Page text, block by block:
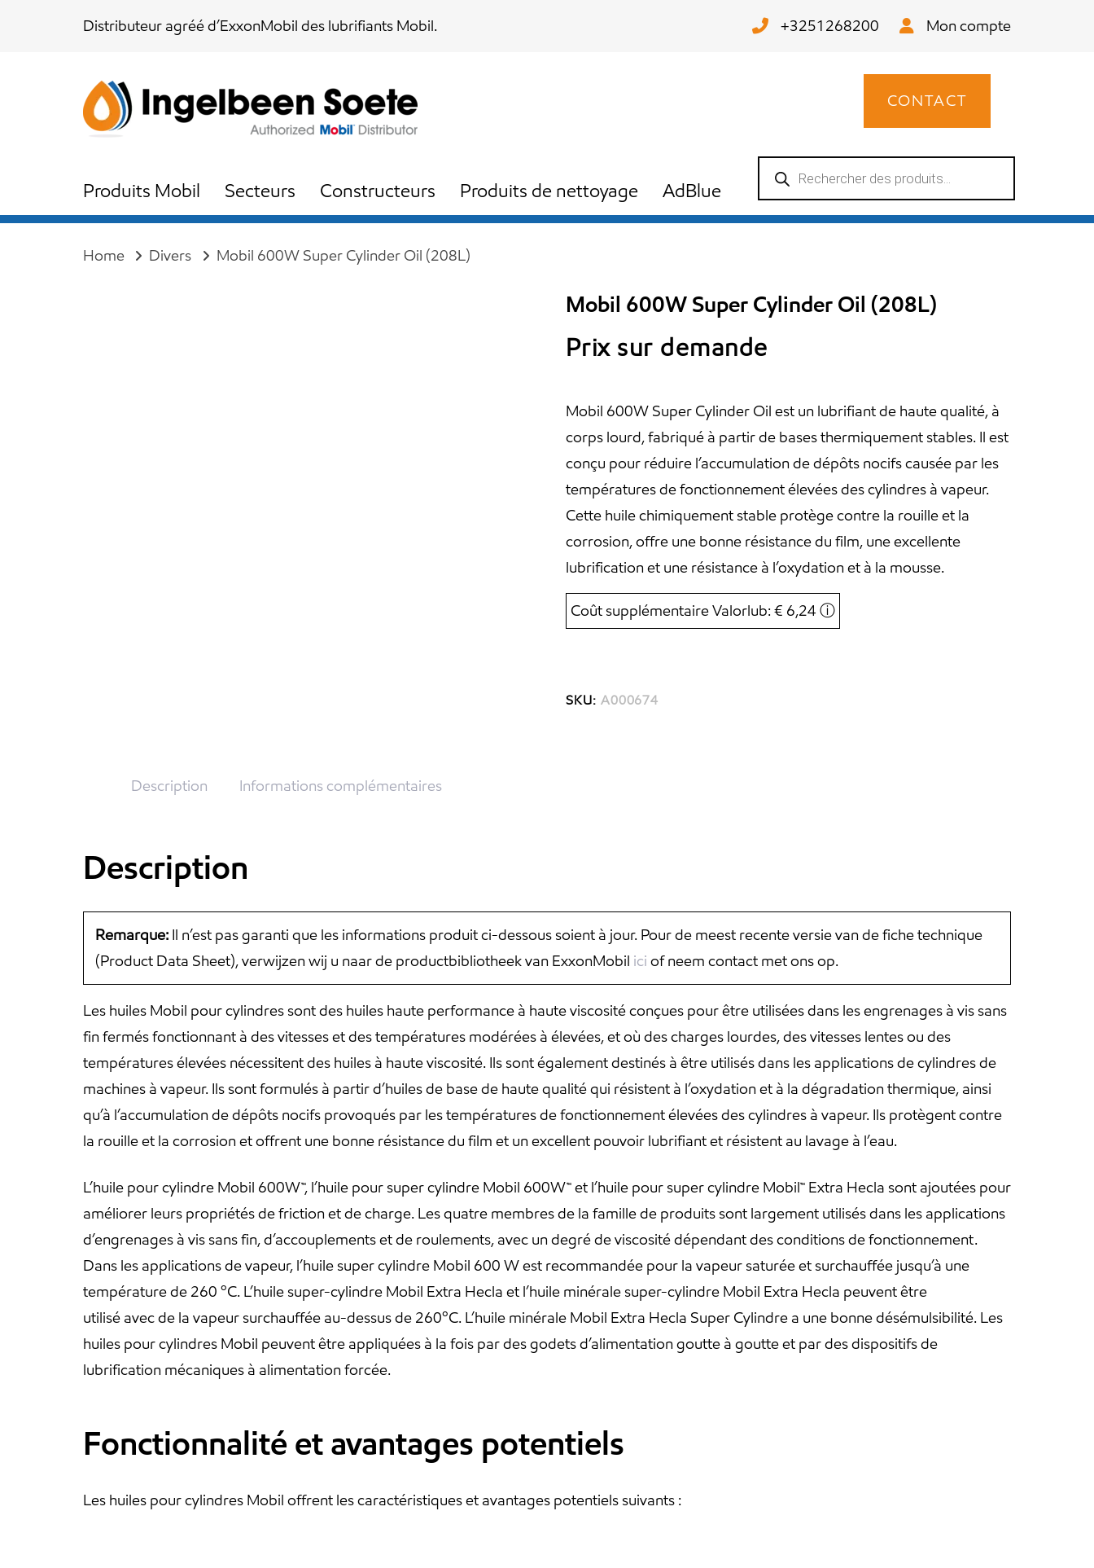
Distributeur agréé d’ExxonMobil des lubrifiants Mobil. +3251268200 Mon compte
CONTACT
Produits Mobil Secteurs Constructeurs Produits de nettoyage AdBlue
Recherche
produits
Home Divers Mobil 600W Super Cylinder Oil (208L)
Mobil 600W Super Cylinder Oil (208L)
Prix sur demande
Mobil 600W Super Cylinder Oil est un lubrifiant de haute qualité, à
corps lourd, fabriqué à partir de bases thermiquement stables. Il est
conçu pour réduire l’accumulation de dépôts nocifs causée par les
températures de fonctionnement élevées des cylindres à vapeur.
Cette huile chimiquement stable protège contre la rouille et la
corrosion, offre une bonne résistance du film, une excellente
lubrification et une résistance à l’oxydation et à la mousse.
Coût supplémentaire Valorlub: € 6,24 ⓘ
SKU: A000674
Description Informations complémentaires
Description
Remarque: Il n’est pas garanti que les informations produit ci-dessous soient à jour. Pour de meest recente versie van de fiche technique
(Product Data Sheet), verwijzen wij u naar de productbibliotheek van ExxonMobil ici of neem contact met ons op.
Les huiles Mobil pour cylindres sont des huiles haute performance à haute viscosité conçues pour être utilisées dans les engrenages à vis sans
fin fermés fonctionnant à des vitesses et des températures modérées à élevées, et où des charges lourdes, des vitesses lentes ou des
températures élevées nécessitent des huiles à haute viscosité. Ils sont également destinés à être utilisés dans les applications de cylindres de
machines à vapeur. Ils sont formulés à partir d’huiles de base de haute qualité qui résistent à l’oxydation et à la dégradation thermique, ainsi
qu’à l’accumulation de dépôts nocifs provoqués par les températures de fonctionnement élevées des cylindres à vapeur. Ils protègent contre
la rouille et la corrosion et offrent une bonne résistance du film et un excellent pouvoir lubrifiant et résistent au lavage à l’eau.
L’huile pour cylindre Mobil 600W™, l’huile pour super cylindre Mobil 600W™ et l’huile pour super cylindre Mobil™ Extra Hecla sont ajoutées pour
améliorer leurs propriétés de friction et de charge. Les quatre membres de la famille de produits sont largement utilisés dans les applications
d’engrenages à vis sans fin, d’accouplements et de roulements, avec un degré de viscosité dépendant des conditions de fonctionnement.
Dans les applications de vapeur, l’huile super cylindre Mobil 600 W est recommandée pour la vapeur saturée et surchauffée jusqu’à une
température de 260 ºC. L’huile super-cylindre Mobil Extra Hecla et l’huile minérale super-cylindre Mobil Extra Hecla peuvent être
utilisé avec de la vapeur surchauffée au-dessus de 260ºC. L’huile minérale Mobil Extra Hecla Super Cylindre a une bonne désémulsibilité. Les
huiles pour cylindres Mobil peuvent être appliquées à la fois par des godets d’alimentation goutte à goutte et par des dispositifs de
lubrification mécaniques à alimentation forcée.
Fonctionnalité et avantages potentiels
Les huiles pour cylindres Mobil offrent les caractéristiques et avantages potentiels suivants :